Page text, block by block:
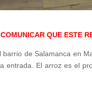
QUE ESTE
barrio de Salamanca en
entrada. El arroz es el